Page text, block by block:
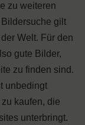
zu weiteren
gilt
Welt. Für den
gute Bilder,
zu finden sind.
unbedingt
kaufen, die
unterbringt.